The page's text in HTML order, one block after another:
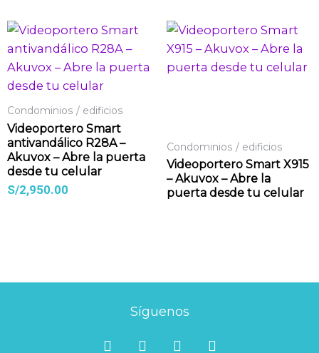
Condominios / edificios
Videoportero Smart
antivandálico R28A –
Akuvox – Abre la puerta
desde tu celular
S/2,950.00
Condominios / edificios
Videoportero Smart X915
– Akuvox – Abre la
puerta desde tu celular
Síguenos
F I L Y